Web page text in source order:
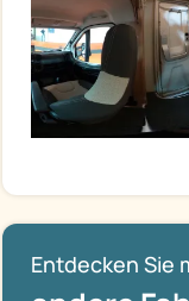
Entdecken Sie